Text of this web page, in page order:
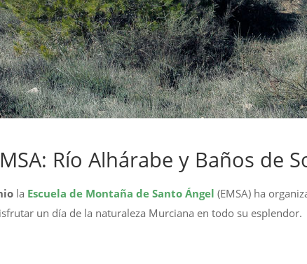
Río Alhárabe y Baños de
la Escuela de Montaña de Santo Ángel (EMSA) ha
un día de la naturaleza Murciana en todo su esplendor.